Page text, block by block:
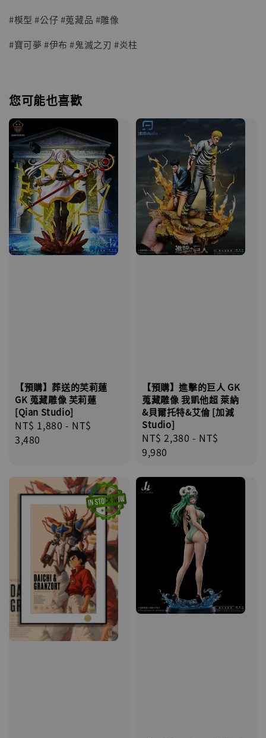
#模型 #公仔 #蒐藏品 #雕像
#寶可夢 #伊布 #鬼滅之刃 #炎柱
您可能也喜歡
【預購】葬送的芙莉蓮
GK 蒐藏雕像 芙莉蓮
[Qian Studio]
Regular
price
NT$ 1,880 - NT$
3,480
【預購】進擊的巨人 GK
蒐藏雕像 我凱他超 萊納
&貝爾托特&艾倫 [加減
Studio]
Regular
price
NT$ 2,380 - NT$
9,980